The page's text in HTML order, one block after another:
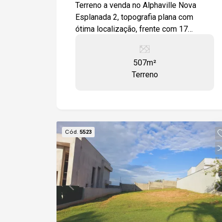
Votorantim/SP
Terreno a venda no Alphaville Nova
Esplanada 2, topografia plana com
ótima localização, frente com 17
507m²
Terreno
Cód. 5523